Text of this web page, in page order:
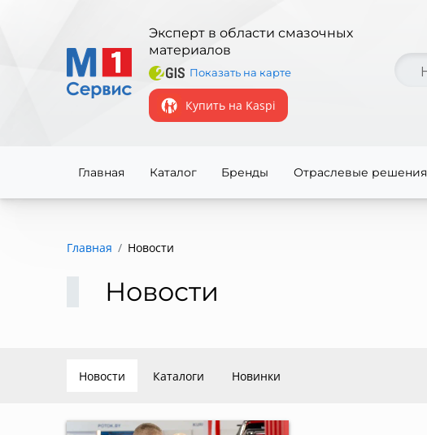
Эксперт в области смазочных
материалов
Показать на карте
Купить на Kaspi
Главная Каталог Бренды Отраслевые решения
Главная Новости
Новости
Новости Каталоги Новинки